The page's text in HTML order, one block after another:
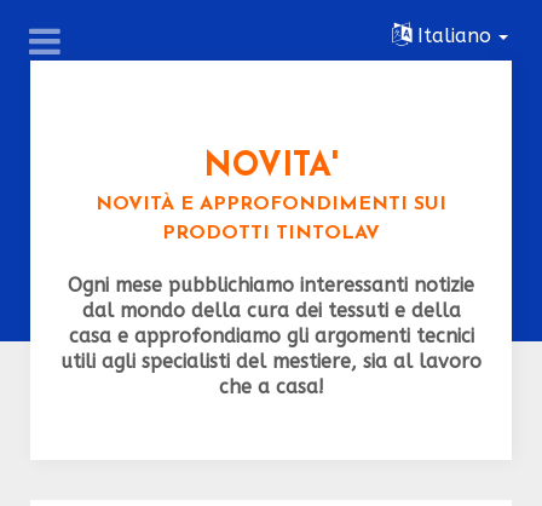
Italiano
NOVITA'
NOVITÀ E APPROFONDIMENTI SUI
PRODOTTI TINTOLAV
Ogni mese pubblichiamo interessanti notizie
dal mondo della cura dei tessuti e della
casa e approfondiamo gli argomenti tecnici
utili agli specialisti del mestiere, sia al lavoro
che a casa!